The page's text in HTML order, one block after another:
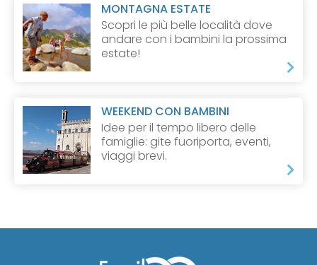
MONTAGNA ESTATE
Scopri le più belle località dove
andare con i bambini la prossima
estate!
WEEKEND CON BAMBINI
Idee per il tempo libero delle
famiglie: gite fuoriporta, eventi,
viaggi brevi.